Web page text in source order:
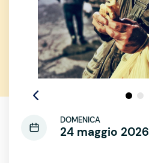
DOMENICA
24 maggio 2026